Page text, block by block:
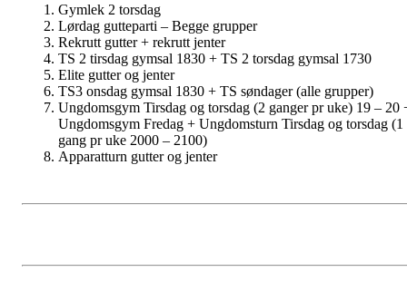
Gymlek 2 torsdag
Lørdag gutteparti – Begge grupper
Rekrutt gutter + rekrutt jenter
TS 2 tirsdag gymsal 1830 + TS 2 torsdag gymsal 1730
Elite gutter og jenter
TS3 onsdag gymsal 1830 + TS søndager (alle grupper)
Ungdomsgym Tirsdag og torsdag (2 ganger pr uke) 19 – 20
Ungdomsgym Fredag + Ungdomsturn Tirsdag og torsdag (1
gang pr uke 2000 – 2100)
Apparatturn gutter og jenter